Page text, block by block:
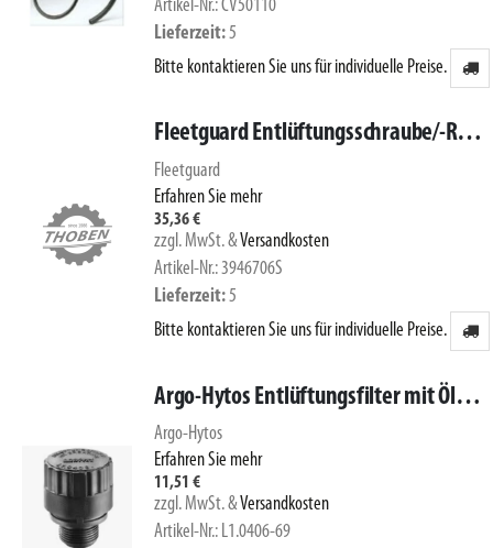
Artikel-Nr.: CV50110
Lieferzeit 5
Bitte kontaktieren Sie uns für individuelle Preise.
Fleetguard Entlüftungsschraube/-Rad 3946706S
Fleetguard
Erfahren Sie mehr
35,36 €
zzgl. MwSt.&Versandkosten
Artikel-Nr.: 3946706S
Lieferzeit 5
Bitte kontaktieren Sie uns für individuelle Preise.
Argo-Hytos Entlüftungsfilter mit Ölmeßstab L1.0406-69S
Argo-Hytos
Erfahren Sie mehr
11,51 €
zzgl. MwSt.&Versandkosten
Artikel-Nr.: L1.0406-69